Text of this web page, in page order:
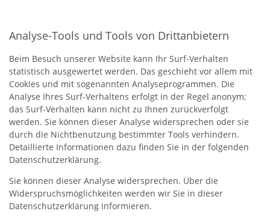
Analyse-Tools und Tools von Drittanbietern
Beim Besuch unserer Website kann Ihr Surf-Verhalten
statistisch ausgewertet werden. Das geschieht vor allem mit
Cookies und mit sogenannten Analyseprogrammen. Die
Analyse Ihres Surf-Verhaltens erfolgt in der Regel anonym;
das Surf-Verhalten kann nicht zu Ihnen zurückverfolgt
werden. Sie können dieser Analyse widersprechen oder sie
durch die Nichtbenutzung bestimmter Tools verhindern.
Detaillierte Informationen dazu finden Sie in der folgenden
Datenschutzerklärung.
Sie können dieser Analyse widersprechen. Über die
Widerspruchsmöglichkeiten werden wir Sie in dieser
Datenschutzerklärung informieren.